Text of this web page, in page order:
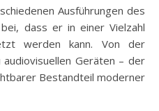
Ausführungen des
dass er in einer Vielzahl
werden kann. Von der
Geräten – der
Bestandteil moderner